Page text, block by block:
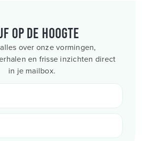
op de hoogte
over onze vormingen,
en frisse inzichten direct
in je mailbox.